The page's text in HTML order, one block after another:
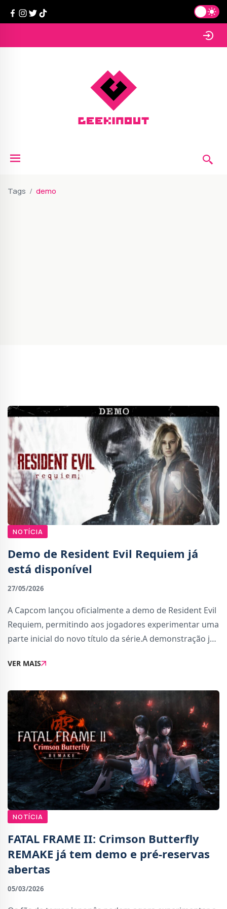
Tags demo
NOTÍCIA
Demo de Resident Evil Requiem já
está disponível
27/05/2026
A Capcom lançou oficialmente a demo de Resident Evil
Requiem, permitindo aos jogadores experimentar uma
parte inicial do novo título da série.A demonstração já
Nintendo Switch 2 e PC (via S
VER MAIS
NOTÍCIA
FATAL FRAME II: Crimson Butterfly
REMAKE já tem demo e pré-reservas
abertas
05/03/2026